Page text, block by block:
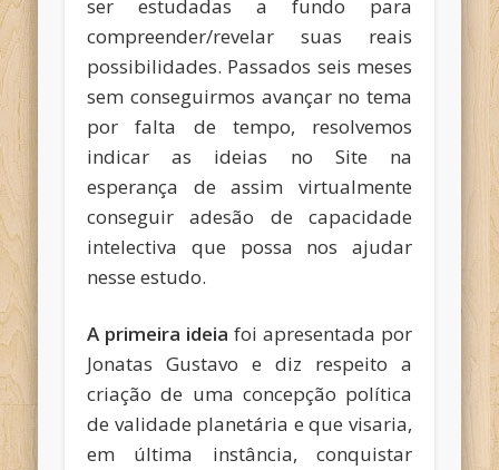
ser estudadas a fundo para
compreender/revelar suas reais
possibilidades. Passados seis meses
sem conseguirmos avançar no tema
por falta de tempo, resolvemos
indicar as ideias no Site na
esperança de assim virtualmente
conseguir adesão de capacidade
intelectiva que possa nos ajudar
nesse estudo.
A primeira ideia foi apresentada por
Jonatas Gustavo e diz respeito a
criação de uma concepção política
de validade planetária e que visaria,
em última instância, conquistar